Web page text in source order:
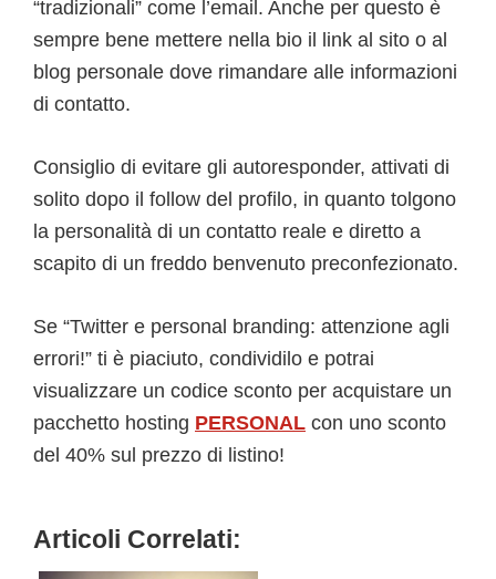
“tradizionali” come l’email. Anche per questo è
sempre bene mettere nella bio il link al sito o al
blog personale dove rimandare alle informazioni
di contatto.
Consiglio di evitare gli autoresponder, attivati di
solito dopo il follow del profilo, in quanto tolgono
la personalità di un contatto reale e diretto a
scapito di un freddo benvenuto preconfezionato.
Se “Twitter e personal branding: attenzione agli
errori!” ti è piaciuto, condividilo e potrai
visualizzare un codice sconto per acquistare un
pacchetto hosting PERSONAL con uno sconto
del 40% sul prezzo di listino!
Articoli Correlati: